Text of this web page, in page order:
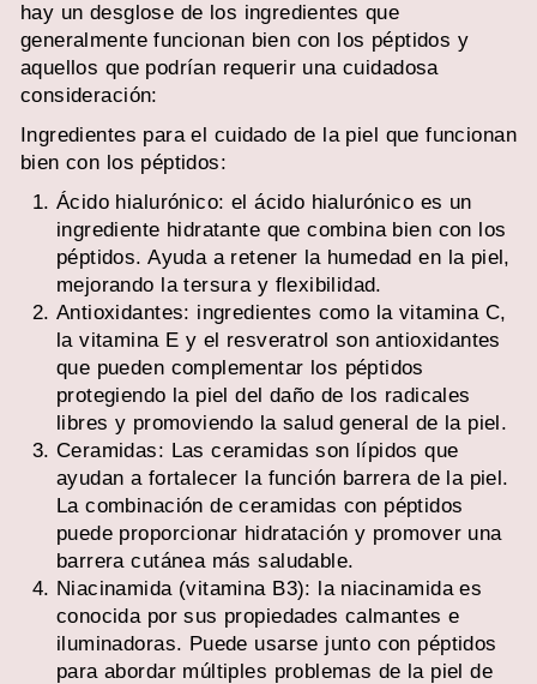
hay un desglose de los ingredientes que
generalmente funcionan bien con los péptidos y
aquellos que podrían requerir una cuidadosa
consideración:
Ingredientes para el cuidado de la piel que funcionan
bien con los péptidos:
Ácido hialurónico: el ácido hialurónico es un
ingrediente hidratante que combina bien con los
péptidos. Ayuda a retener la humedad en la piel,
mejorando la tersura y flexibilidad.
Antioxidantes: ingredientes como la vitamina C,
la vitamina E y el resveratrol son antioxidantes
que pueden complementar los péptidos
protegiendo la piel del daño de los radicales
libres y promoviendo la salud general de la piel.
Ceramidas: Las ceramidas son lípidos que
ayudan a fortalecer la función barrera de la piel.
La combinación de ceramidas con péptidos
puede proporcionar hidratación y promover una
barrera cutánea más saludable.
Niacinamida (vitamina B3): la niacinamida es
conocida por sus propiedades calmantes e
iluminadoras. Puede usarse junto con péptidos
para abordar múltiples problemas de la piel de